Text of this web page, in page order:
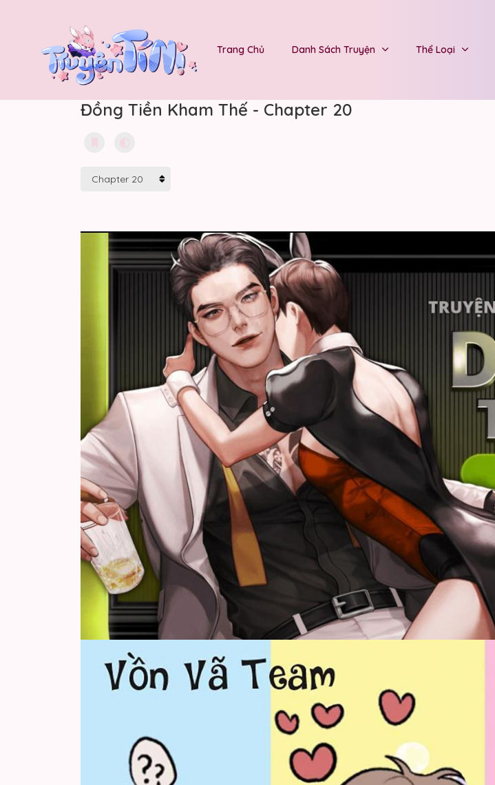
Trang Chủ Danh Sách Truyện Thể Loại
Đồng Tiền Kham Thế - Chapter 20